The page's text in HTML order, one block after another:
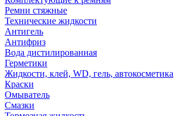
Ремни стяжные
Технические жидкости
Антигель
Антифриз
Вода дистилированная
Герметики
Жидкости, клей, WD, гель, автокосметика
Краски
Омыватель
Смазки